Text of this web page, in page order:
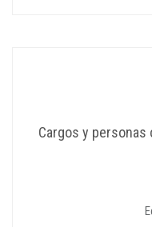
Cargos y